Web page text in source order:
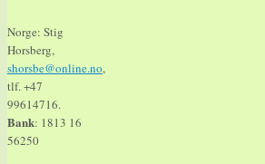
Norge: Stig
Horsberg,
shorsbe@online.no,
tlf. +47
99614716.
Bank: 1813 16
56250